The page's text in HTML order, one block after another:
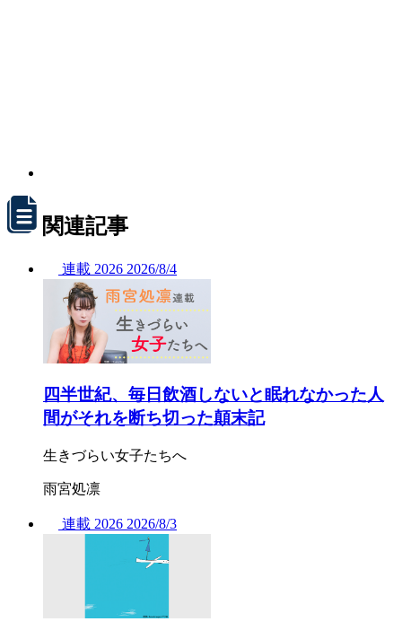
関連記事
連載 2026 2026/8/4
四半世紀、毎日飲酒しないと眠れなかった人
間がそれを断ち切った顛末記
生きづらい女子たちへ
雨宮処凛
連載 2026 2026/8/3